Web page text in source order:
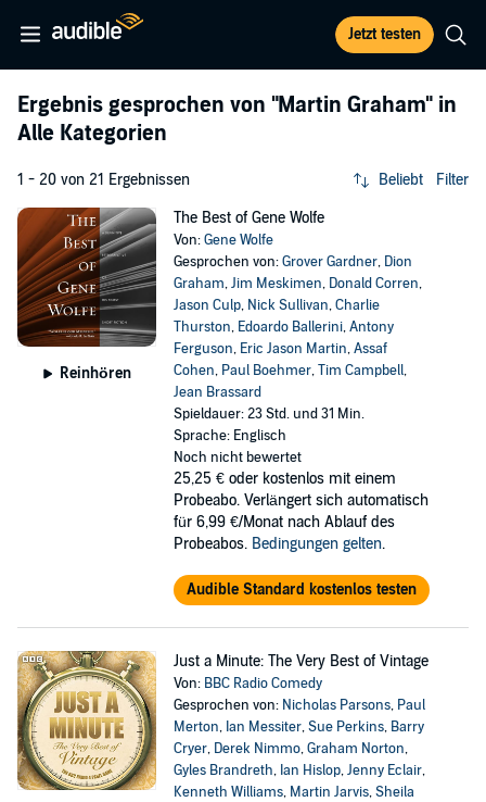
Jetzt testen
Ergebnis gesprochen von "Martin Graham" in
Alle Kategorien
1 - 20 von 21 Ergebnissen Beliebt Filter
Reinhören
The Best of Gene Wolfe
Von:Gene Wolfe
Gesprochen von:Grover Gardner, Dion
Graham,Jim Meskimen, Donald Corren,
Jason Culp, Nick Sullivan,Charlie
Thurston, Edoardo Ballerini,Antony
Ferguson, Eric Jason Martin,Assaf
Cohen, Paul Boehmer,Tim Campbell,
Jean Brassard
Spieldauer: 23 Std. und 31 Min.
Sprache: Englisch
Noch nicht bewertet
25,25 € oder kostenlos mit einem
Probeabo. Verlängert sich automatisch
für 6,99 €/Monat nach Ablauf des
Probeabos. Bedingungen gelten.
Audible Standard kostenlos testen
Just a Minute: The Very Best of Vintage
Von: BBC Radio Comedy
Gesprochen von: Nicholas Parsons, Paul
Merton, Ian Messiter,Sue Perkins, Barry
Cryer, Derek Nimmo,Graham Norton,
Gyles Brandreth, Ian Hislop,Jenny Eclair,
Kenneth Williams, Martin Jarvis,Sheila